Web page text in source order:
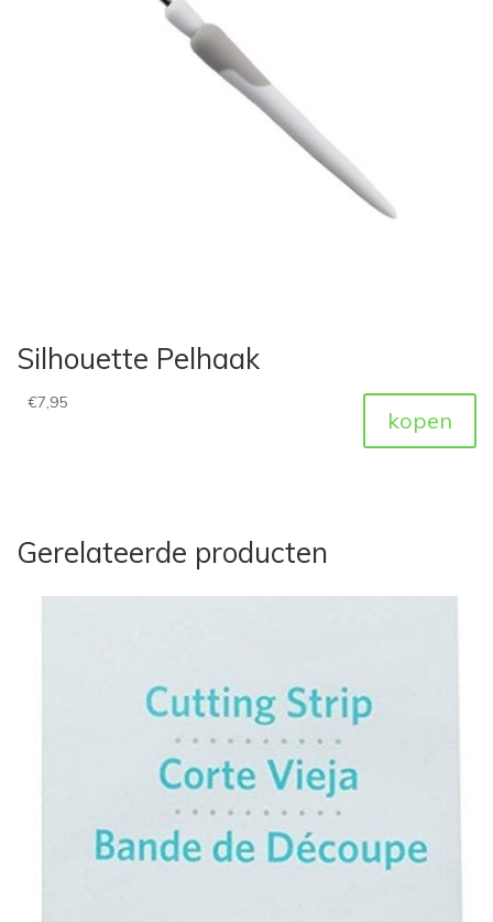
Silhouette Pelhaak
€7,95
kopen
Gerelateerde producten